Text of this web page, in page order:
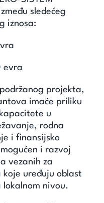
sledećeg
iznosa:
evra
projekta,
imaće priliku
u
rodna
i finansijsko
i razvoj
vezanih za
uređuju oblast
nivou.